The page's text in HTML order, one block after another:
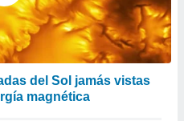
del Sol jamás vistas
magnética